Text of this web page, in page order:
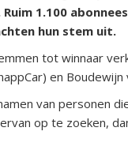
1.100
hun stem uit.
tot winnaar
en Boudewijn
van personen
op te zoeken,